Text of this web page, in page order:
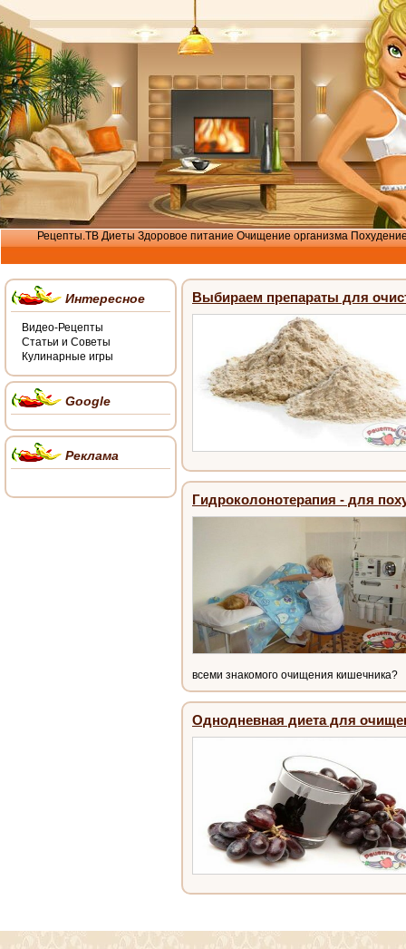
Рецепты.ТВ Диеты Здоровое питание Очищение организма
Выбираем препараты для
Гидроколонотерапия - для
всеми знакомого очищения кишечника?
Однодневная диета для
Интересное
Видео-Рецепты
Статьи и Советы
Кулинарные игры
Google
Реклама